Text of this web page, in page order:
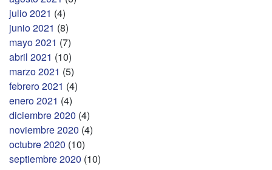
julio 2021 (4)
junio 2021 (8)
mayo 2021 (7)
abril 2021 (10)
marzo 2021 (5)
febrero 2021 (4)
enero 2021 (4)
diciembre 2020 (4)
noviembre 2020 (4)
octubre 2020 (10)
septiembre 2020 (10)